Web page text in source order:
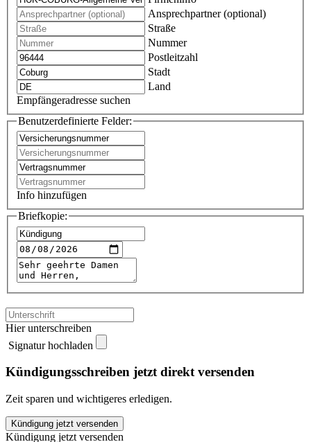
Ansprechpartner (optional)
Straße
Nummer
Postleitzahl
Stadt
Land
Empfängeradresse suchen
Benutzerdefinierte Felder:
Info hinzufügen
Briefkopie:
Hier unterschreiben
Signatur hochladen
Kündigungsschreiben jetzt direkt versenden
Zeit sparen und wichtigeres erledigen.
HUK
Coburg
Kündigung jetzt versenden
Kündigung jetzt versenden